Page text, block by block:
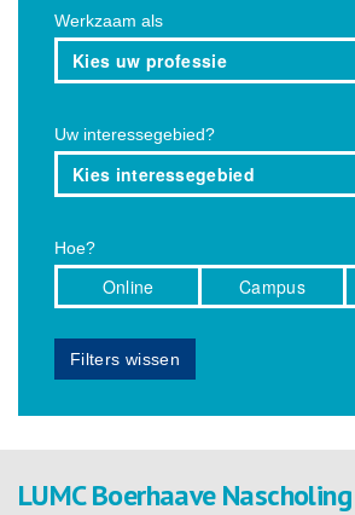
Werkzaam als
Kies uw professie
Uw interessegebied?
Kies interessegebied
Hoe?
Online Campus
Filters wissen
LUMC Boerhaave Nascholing